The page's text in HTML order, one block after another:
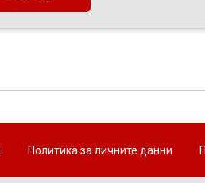
Политика за личните данни